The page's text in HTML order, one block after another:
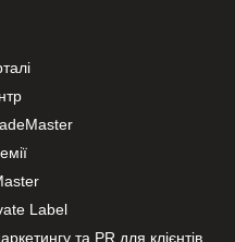
Label
та PR для клієнтів